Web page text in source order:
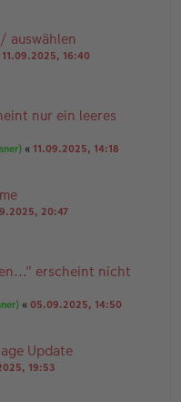
auswählen
11.09.2025, 16:40
nur ein leeres
« 11.09.2025, 14:18
20:47
erscheint nicht
« 05.09.2025, 14:50
Update
19:53